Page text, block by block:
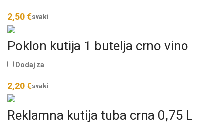
2,50€svaki
Poklon kutija 1 butelja crno vino
Dodaj za
2,20€svaki
Reklamna kutija tuba crna 0,75 L